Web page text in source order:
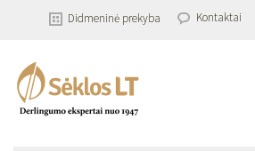
Kontaktai
Didmeninė prekyba